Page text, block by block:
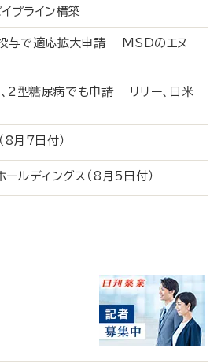
プライン構築
与で適応拡大申請 MSDのエヌ
2型糖尿病でも申請 リリー、日米
（8月7日付）
ホールディングス（8月5日付）